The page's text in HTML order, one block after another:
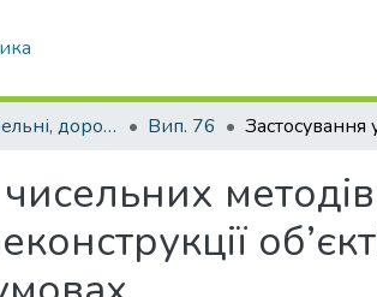
Гірничі, будівельні, дорожні та меліоративні машини Вип. 76
методів